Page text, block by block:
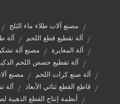
مصنع آلات طلاء ماء الثلج
آلة تقطيع قطع اللحم
آلة
آلة المعايرة
مصنع آلة
آلة تقطيع حصص اللحم
آلة صنع كرات اللحم
مصنع
قاطع القطع ثنائي الأبعاد
آلة
أنظمة إنتاج القطع الذهبية